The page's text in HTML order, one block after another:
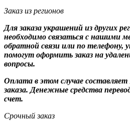
Заказ из регионов
Для заказа украшений из других
необходимо связаться с нашими
обратной связи или по телефону,
помогут оформить заказ на
вопросы.
Оплата в этом случае
заказа. Денежные средства
счет.
Срочный заказ